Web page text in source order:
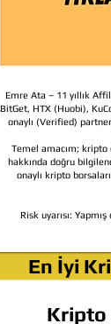
Emre Ata – 11 yıllık
BitGet, HTX (Huobi),
onaylı (Verified)
Temel amacım; kripto
hakkında doğru
onaylı kripto
Risk uyarısı:
En İyi
Kripto